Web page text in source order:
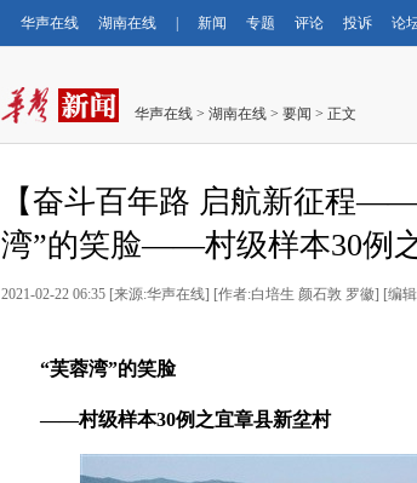
华声在线 湖南在线 新闻 专题 评论 投诉 论
华声在线 > 湖南在线 > 要闻 > 正文
【奋斗百年路 启航新征程
湾”的笑脸——村级样本30例
2021-02-22 06:35 [来源:华声在线] [作者:白培生 颜石敦 罗徽] [编
“芙蓉湾”的笑脸
——村级样本30例之宜章县新坌村